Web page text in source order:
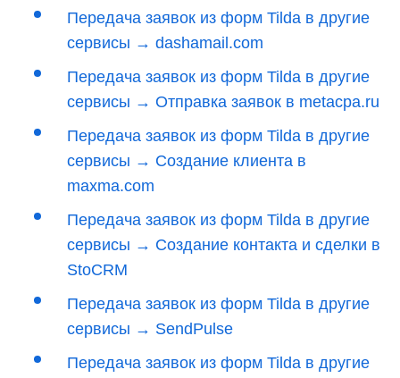
Передача заявок из форм Tilda в другие
сервисы → dashamail.com
Передача заявок из форм Tilda в другие
сервисы → Отправка заявок в metacpa.ru
Передача заявок из форм Tilda в другие
сервисы → Создание клиента в
maxma.com
Передача заявок из форм Tilda в другие
сервисы → Создание контакта и сделки в
StoCRM
Передача заявок из форм Tilda в другие
сервисы → SendPulse
Передача заявок из форм Tilda в другие